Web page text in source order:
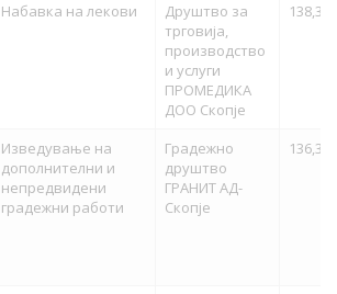
Набавка на лекови
Друштво за
трговија,
производство
и услуги
ПРОМЕДИКА
ДОО Скопје
Изведување на
дополнителни и
непредвидени
градежни работи
Градежно
друштво
ГРАНИТ АД-
Скопје